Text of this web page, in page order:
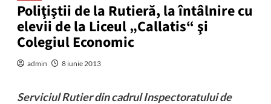
Poliţiştii de la Rutieră, la întâlnire cu
elevii de la Liceul „Callatis“ şi
Colegiul Economic
admin 8 iunie 2013
Serviciul Rutier din cadrul Inspectoratului de